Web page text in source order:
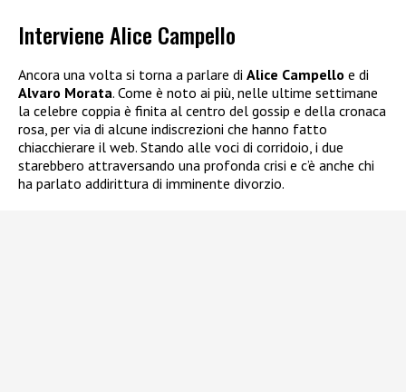
Interviene Alice Campello
Ancora una volta si torna a parlare di Alice Campello e di
Alvaro Morata. Come è noto ai più, nelle ultime settimane
la celebre coppia è finita al centro del gossip e della cronaca
rosa, per via di alcune indiscrezioni che hanno fatto
chiacchierare il web. Stando alle voci di corridoio, i due
starebbero attraversando una profonda crisi e c’è anche chi
ha parlato addirittura di imminente divorzio.